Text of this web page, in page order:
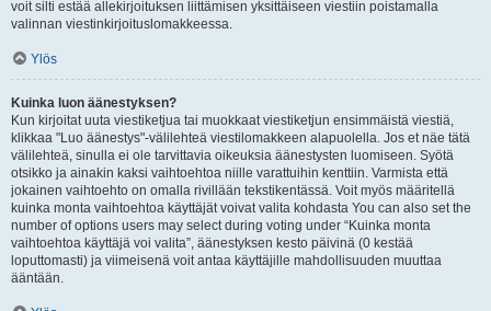
voit silti estää allekirjoituksen liittämisen yksittäiseen viestiin poistamalla
valinnan viestinkirjoituslomakkeessa.
Ylös
Kuinka luon äänestyksen?
Kun kirjoitat uuta viestiketjua tai muokkaat viestiketjun ensimmäistä viestiä,
klikkaa "Luo äänestys"-välilehteä viestilomakkeen alapuolella. Jos et näe tätä
välilehteä, sinulla ei ole tarvittavia oikeuksia äänestysten luomiseen. Syötä
otsikko ja ainakin kaksi vaihtoehtoa niille varattuihin kenttiin. Varmista että
jokainen vaihtoehto on omalla rivillään tekstikentässä. Voit myös määritellä
kuinka monta vaihtoehtoa käyttäjät voivat valita kohdasta You can also set the
number of options users may select during voting under “Kuinka monta
vaihtoehtoa käyttäjä voi valita”, äänestyksen kesto päivinä (0 kestää
loputtomasti) ja viimeisenä voit antaa käyttäjille mahdollisuuden muuttaa
ääntään.